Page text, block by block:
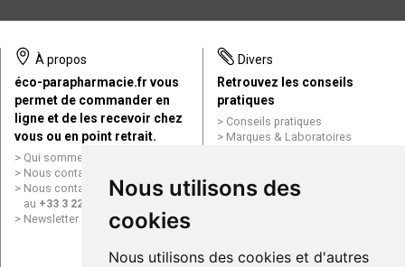
Nous utilisons des
cookies
Nous utilisons des cookies et d'autres
À propos
éco-parapharmacie.fr vous
permet de commander en
ligne et de les recevoir chez
vous ou en point retrait.
Qui sommes nous ?
Nous contacter par e-mail
Nous contacter par téléphone
au +33 3 22 71 64 10
Newsletter
Divers
Retrouvez les conseils
pratiques
Conseils pratiques
Marques & Laboratoires
Mentions légales
Données personnelles
ligne